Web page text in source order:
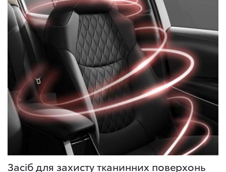
Засіб для захисту тканинних поверхонь